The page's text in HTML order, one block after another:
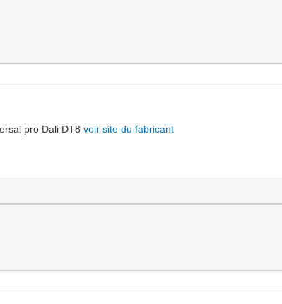
pro Dali DT8voir site du fabricant